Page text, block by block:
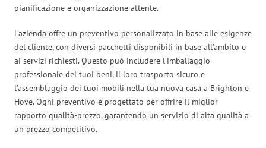
pianificazione e organizzazione attente.
L’azienda offre un preventivo personalizzato in base alle esigenze
del cliente, con diversi pacchetti disponibili in base all’ambito e
ai servizi richiesti. Questo può includere l’imballaggio
professionale dei tuoi beni, il loro trasporto sicuro e
l’assemblaggio dei tuoi mobili nella tua nuova casa a Brighton e
Hove. Ogni preventivo è progettato per offrire il miglior
rapporto qualità-prezzo, garantendo un servizio di alta qualità a
un prezzo competitivo.